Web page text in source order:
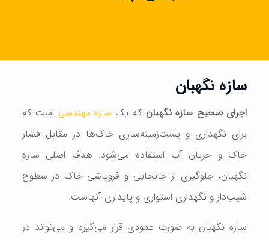
سازه نگهبان
اجرای صحیح سازه نگهبان که یک سازه مهندسی است که
برای نگهداری و پشت‌زمینه‌سازی خاک‌ها در مقابل فشار
خاک و جریان آب استفاده می‌شود. هدف اصلی سازه
نگهبان، جلوگیری از جابجایی و فروپاشی خاک در سطوح
شیب‌دار و نگهداری استواری و پایداری آنهاست.
سازه نگهبان به صورت عمودی قرار می‌گیرد و می‌تواند در